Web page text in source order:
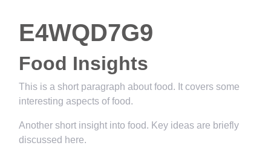
E4WQD7G9
Food Insights
This is a short paragraph about food. It covers some
interesting aspects of food.
Another short insight into food. Key ideas are briefly
discussed here.